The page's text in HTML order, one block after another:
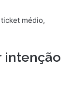
médio,
intenção